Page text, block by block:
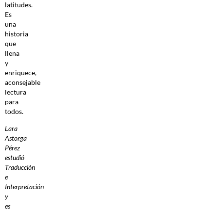
latitudes.
Es
una
historia
que
llena
y
enriquece,
aconsejable
lectura
para
todos.
Lara
Astorga
Pérez
estudió
Traducción
e
Interpretación
y
es